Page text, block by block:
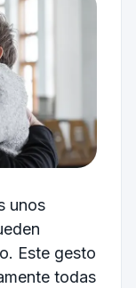
unos
Este gesto
todas